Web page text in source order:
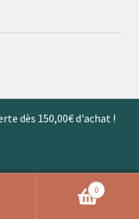
dès 150,00€ d'achat !
0